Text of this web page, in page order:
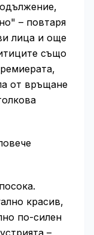
– повтаря
лица и още
също
от връщане
красив,
по-силен
–